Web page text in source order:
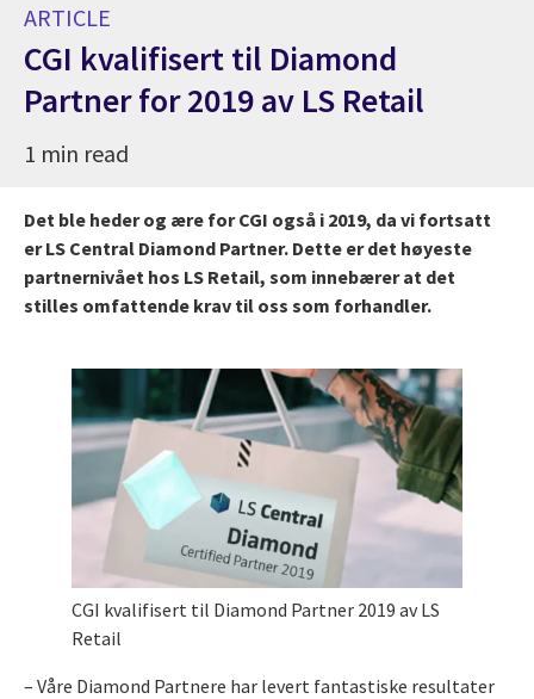
ARTICLE
CGI kvalifisert til Diamond
Partner for 2019 av LS Retail
1 min read
Det ble heder og ære for CGI også i 2019, da vi fortsatt
er LS Central Diamond Partner. Dette er det høyeste
partnernivået hos LS Retail, som innebærer at det
stilles omfattende krav til oss som forhandler.
CGI kvalifisert til Diamond Partner 2019 av LS
Retail
– Våre Diamond Partnere har levert fantastiske resultater